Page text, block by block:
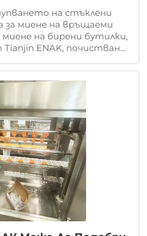
на стъклени
за миене на връщаеми
на бирени бутилки,
ENAK, почистване